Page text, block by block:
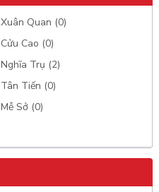
Xuân Quan (0)
Cửu Cao (0)
Nghĩa Trụ (2)
Tân Tiến (0)
Mễ Sở (0)